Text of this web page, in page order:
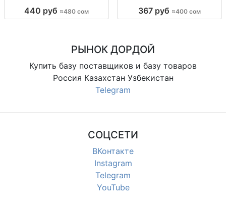
480 сом
440 руб ≈480 сом 367 руб ≈400 сом
РЫНОК ДОРДОЙ
Купить базу поставщиков и базу товаров
Россия Казахстан Узбекистан
Telegram
СОЦСЕТИ
ВКонтакте
Instagram
Telegram
YouTube